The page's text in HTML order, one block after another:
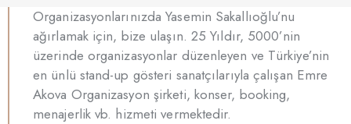
Organizasyonlarınızda Yasemin Sakallıoğlu’nu
ağırlamak için, bize ulaşın. 25 Yıldır, 5000’nin
üzerinde organizasyonlar düzenleyen ve Türkiye’nin
en ünlü stand-up gösteri sanatçılarıyla çalışan Emre
Akova Organizasyon şirketi, konser, booking,
menajerlik vb. hizmeti vermektedir.